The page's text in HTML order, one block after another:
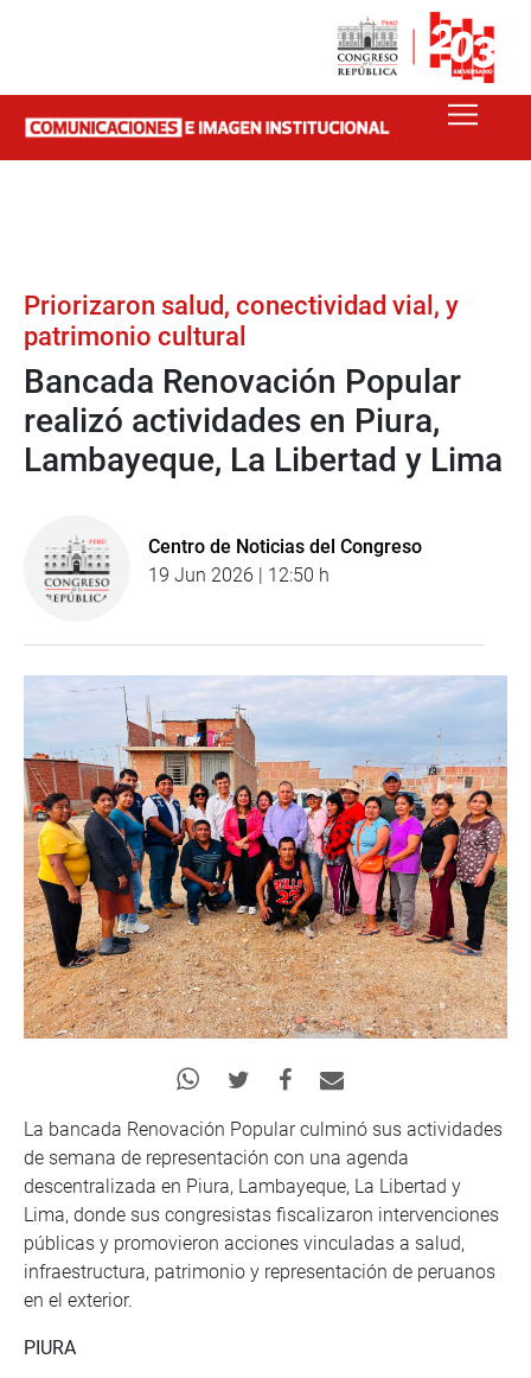
Priorizaron salud, conectividad vial, y
patrimonio cultural
Bancada Renovación Popular
realizó actividades en Piura,
Lambayeque, La Libertad y Lima
Centro de Noticias del Congreso
19 Jun 2026 | 12:50 h
La bancada Renovación Popular culminó sus actividades
de semana de representación con una agenda
descentralizada en Piura, Lambayeque, La Libertad y
Lima, donde sus congresistas fiscalizaron intervenciones
públicas y promovieron acciones vinculadas a salud,
infraestructura, patrimonio y representación de peruanos
en el exterior.
PIURA